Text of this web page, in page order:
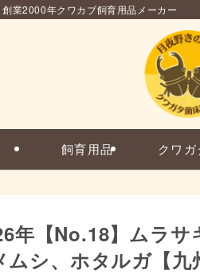
業2000年クワカブ飼育用品メーカー
飼育用品 クワ
年【No.18】ムラ
シ、ホタルガ【九